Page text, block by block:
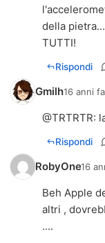
della
TUTTI!
Rispondi
Gmilh16 anni fa
@TRTRTR:
Rispondi
RobyOne16
Beh Apple
altri ,
....